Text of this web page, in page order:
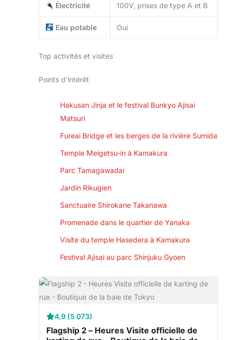
Électricité 100V, prises de type A et B
Eau potable Oui
Top activités et visites
Points d’intérêt
Hakusan Jinja et le festival Bunkyo Ajisai
Matsuri
Fureai Bridge et les berges de la rivière Sumida
Temple Meigetsu-in à Kamakura
Parc Tamagawadai
Jardin Rikugien
Sanctuaire Shirokane Takanawa
Promenade dans le quartier de Yanaka
Visite du temple Hasedera à Kamakura
Festival Ajisai au parc Shinjuku Gyoen
4,9 (5 073)
Flagship 2 – Heures Visite officielle de